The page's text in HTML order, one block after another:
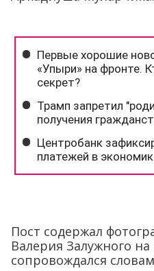
Пост содержал
Валерия Залужного
сопровождался